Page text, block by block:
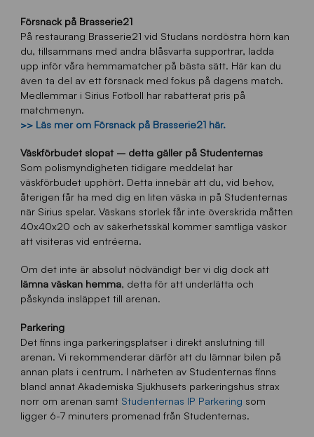
Försnack på Brasserie21
På restaurang Brasserie21 vid Studans nordöstra hörn kan
du, tillsammans med andra blåsvarta supportrar, ladda
upp inför våra hemmamatcher på bästa sätt. Här kan du
även ta del av ett försnack med fokus på dagens match.
Medlemmar i Sirius Fotboll har rabatterat pris på
matchmenyn.
>> Läs mer om Försnack på Brasserie21 här.
Väskförbudet slopat – detta gäller på Studenternas
Som polismyndigheten tidigare meddelat har
väskförbudet upphört. Detta innebär att du, vid behov,
återigen får ha med dig en liten väska in på Studenternas
när Sirius spelar. Väskans storlek får inte överskrida måtten
40x40x20 och av säkerhetsskäl kommer samtliga väskor
att visiteras vid entréerna.
Om det inte är absolut nödvändigt ber vi dig dock att
lämna väskan hemma, detta för att underlätta och
påskynda insläppet till arenan.
Parkering
Det finns inga parkeringsplatser i direkt anslutning till
arenan. Vi rekommenderar därför att du lämnar bilen på
annan plats i centrum. I närheten av Studenternas finns
bland annat Akademiska Sjukhusets parkeringshus strax
norr om arenan samt Studenternas IP Parkering som
ligger 6-7 minuters promenad från Studenternas.